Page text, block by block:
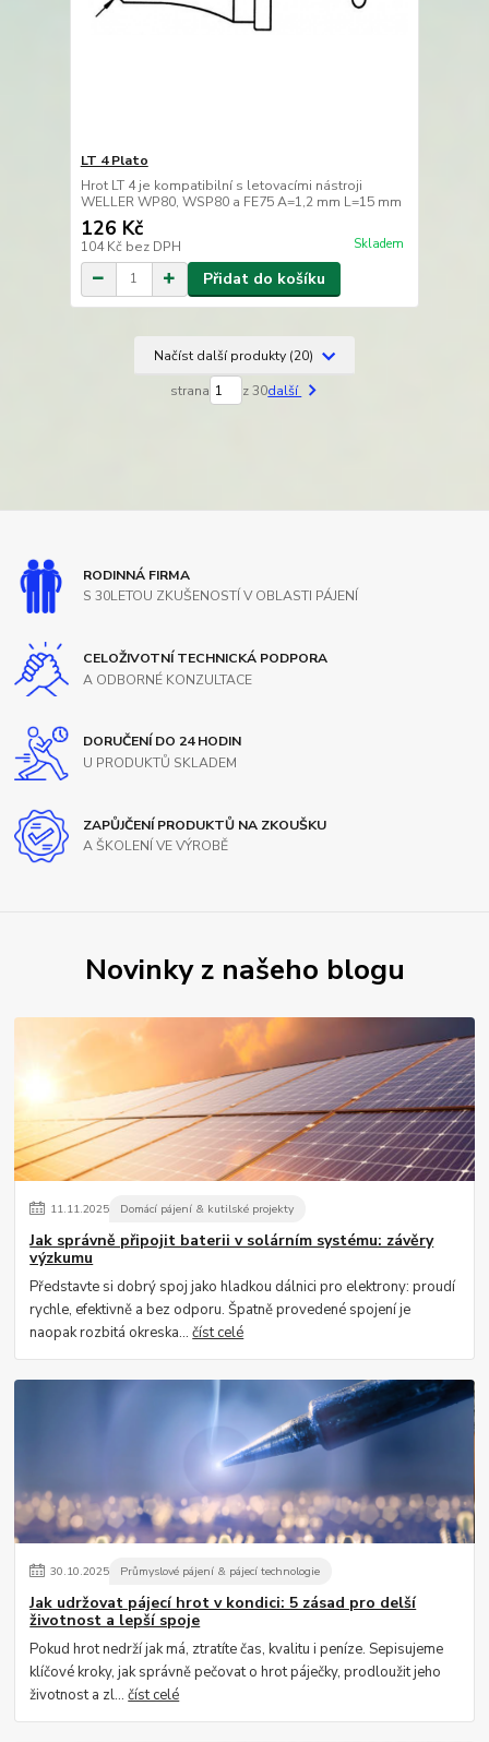
LT 4 Plato
Hrot LT 4 je kompatibilní s letovacími nástroji
WELLER WP80, WSP80 a FE75 A=1,2 mm L=15 mm
126 Kč
104 Kč bez DPH Skladem
Přidat do košíku
Načíst další produkty (20)
strana z 30další
RODINNÁ FIRMA
S 30LETOU ZKUŠENOSTÍ V OBLASTI PÁJENÍ
CELOŽIVOTNÍ TECHNICKÁ PODPORA
A ODBORNÉ KONZULTACE
DORUČENÍ DO 24 HODIN
U PRODUKTŮ SKLADEM
ZAPŮJČENÍ PRODUKTŮ NA ZKOUŠKU
A ŠKOLENÍ VE VÝROBĚ
Novinky z našeho blogu
11.11.2025 Domácí pájení & kutilské projekty
Jak správně připojit baterii v solárním systému: závěry
výzkumu
Představte si dobrý spoj jako hladkou dálnici pro elektrony: proudí
rychle, efektivně a bez odporu. Špatně provedené spojení je
naopak rozbitá okreska...číst celé
30.10.2025 Průmyslové pájení & pájecí technologie
Jak udržovat pájecí hrot v kondici: 5 zásad pro delší
životnost a lepší spoje
Pokud hrot nedrží jak má, ztratíte čas, kvalitu i peníze. Sepisujeme
klíčové kroky, jak správně pečovat o hrot páječky, prodloužit jeho
životnost a zl...číst celé